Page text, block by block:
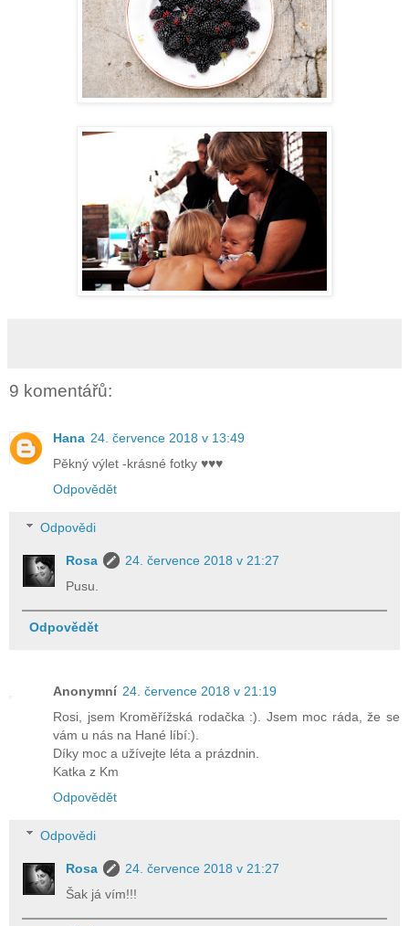
9 komentářů:
Hana 24. července 2018 v 13:49
Pěkný výlet -krásné fotky ♥♥♥
Odpovědět
Odpovědi
Rosa
24. července 2018 v 21:27
Pusu.
Odpovědět
Anonymní 24. července 2018 v 21:19
Rosi, jsem Kroměřížská rodačka :). Jsem moc ráda, že se
vám u nás na Hané líbí:).
Díky moc a užívejte léta a prázdnin.
Katka z Km
Odpovědět
Odpovědi
Rosa
24. července 2018 v 21:27
Šak já vím!!!